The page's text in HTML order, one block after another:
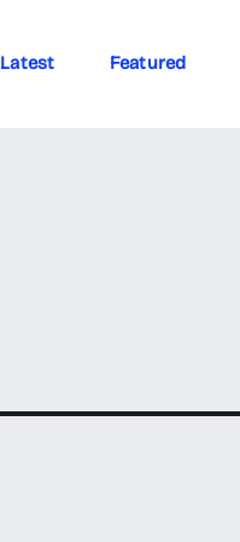
Latest Featured